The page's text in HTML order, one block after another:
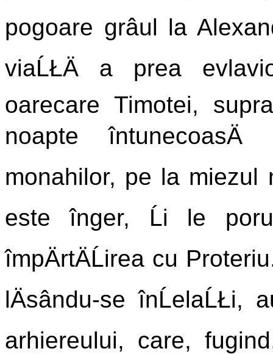
pogoare grâul la
viaĹŁÄ a prea
oarecare Timotei,
noapte
monahilor, pe la miezul
este înger, Ĺi le
împÄrtÄĹirea cu
lÄsându-se
arhiereului, care,